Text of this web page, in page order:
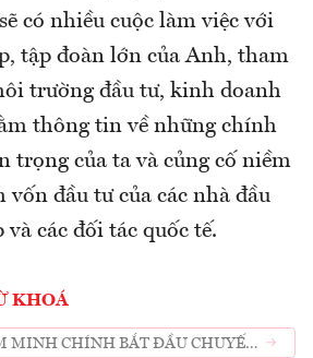
có nhiều cuộc làm việc với
tập đoàn lớn của Anh, tham
trường đầu tư, kinh doanh
thông tin về những chính
trọng của ta và củng cố niềm
đầu tư của các nhà đầu
các đối tác quốc tế.
KHOÁ
MINH CHÍNH BẮT ĐẦU CHUYẾN